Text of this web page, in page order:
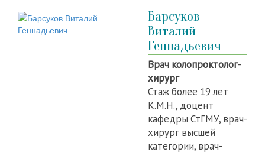
Барсуков
Виталий
Геннадьевич
Врач колопроктолог-
хирург
Стаж более 19 лет
К.М.Н., доцент
кафедры СтГМУ, врач-
хирург высшей
категории, врач-